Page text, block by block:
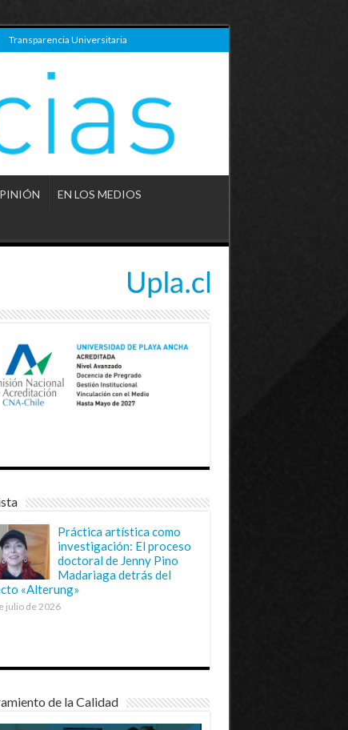
Transparencia Universitaria
EN LOS MEDIOS
Práctica artística como
investigación: El proceso
doctoral de Jenny Pino
Madariaga detrás del
«Alterung»
julio de 2026
de la Calidad